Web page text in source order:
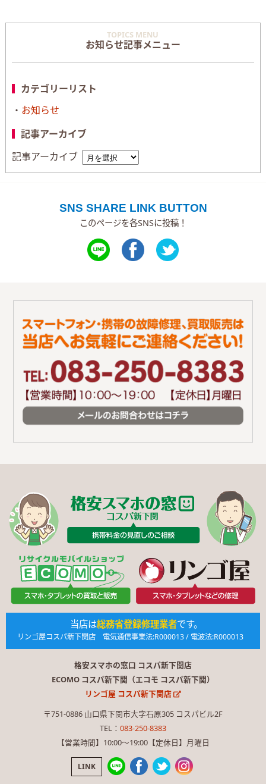
TOPICS MENU
お知らせ記事メニュー
カテゴリーリスト
お知らせ
記事アーカイブ
記事アーカイブ
SNS SHARE LINK BUTTON
このページを各SNSに投稿！
当店は総務省登録修理業者です。
リンゴ屋コスパ新下関店 電気通信事業法:R000013 / 電波法:R000013
格安スマホの窓口 コスパ新下関店
ECOMO コスパ新下関（エコモ コスパ新下関）
リンゴ屋 コスパ新下関店
〒751-0886 山口県下関市大字石原305 コスパビル2F
TEL： 083-250-8383
【営業時間】10:00〜19:00【定休日】月曜日
LINK